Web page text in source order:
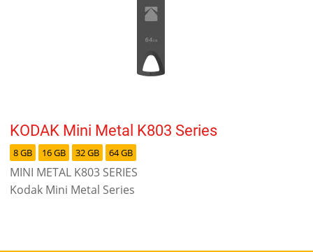
KODAK Mini Metal K803 Series
8 GB 16 GB 32 GB 64 GB
MINI METAL K803 SERIES
Kodak Mini Metal Series